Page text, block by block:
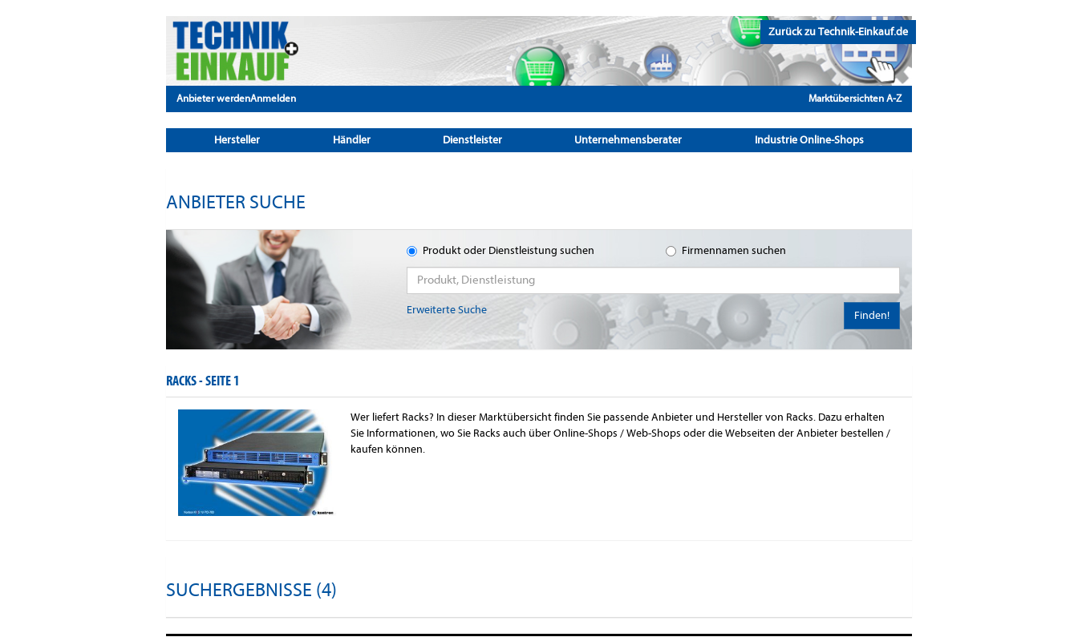
Zurück zu Technik-Einkauf.de
Anbieter werdenAnmelden Marktübersichten A-Z
Hersteller Händler Dienstleister Unternehmensberater Industrie Online-Shops
ANBIETER SUCHE
Produkt oder Dienstleistung suchen Firmennamen suchen
Erweiterte Suche Finden!
RACKS -SEITE 1
Wer liefert Racks? In dieser Marktübersicht finden Sie passende Anbieter und Hersteller von Racks. Dazu erhalten
Sie Informationen, wo Sie Racks auch über Online-Shops / Web-Shops oder die Webseiten der Anbieter bestellen /
kaufen können.
SUCHERGEBNISSE (4)